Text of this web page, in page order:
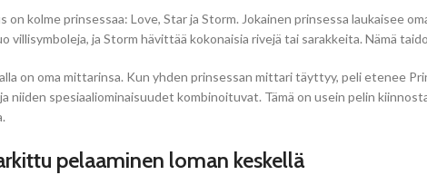
on kolme prinsessaa: Love, Star ja Storm. Jokainen prinsessa laukaisee
villisymboleja, ja Storm hävittää kokonaisia rivejä tai sarakkeita. Nämä
on oma mittarinsa. Kun yhden prinsessan mittari täyttyy, peli etenee
niiden spesiaaliominaisuudet kombinoituvat. Tämä on usein pelin
pelaaminen loman keskellä